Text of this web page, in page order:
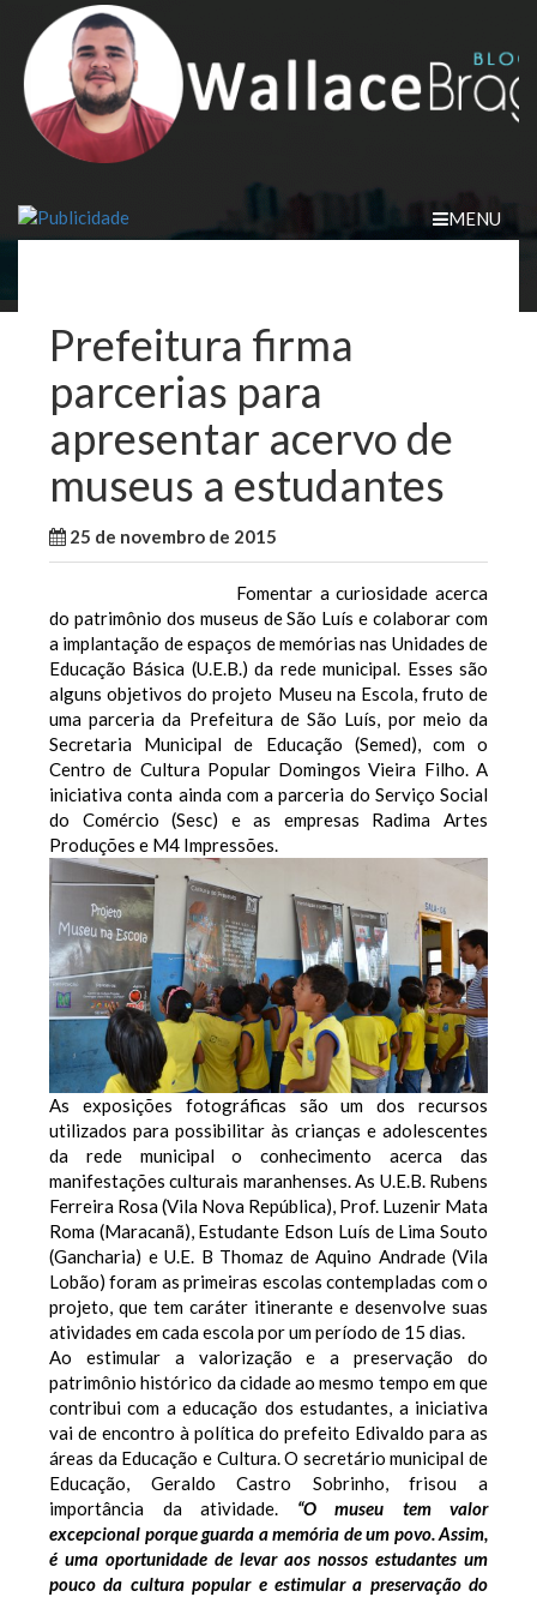
content
MENU
Prefeitura firma
parcerias para
apresentar acervo de
museus a estudantes
25 de novembro de 2015
Fomentar a curiosidade acerca
do patrimônio dos museus de São Luís e colaborar com
a implantação de espaços de memórias nas Unidades de
Educação Básica (U.E.B.) da rede municipal. Esses são
alguns objetivos do projeto Museu na Escola, fruto de
uma parceria da Prefeitura de São Luís, por meio da
Secretaria Municipal de Educação (Semed), com o
Centro de Cultura Popular Domingos Vieira Filho. A
iniciativa conta ainda com a parceria do Serviço Social
do Comércio (Sesc) e as empresas Radima Artes
Produções e M4 Impressões.
As exposições fotográficas são um dos recursos
utilizados para possibilitar às crianças e adolescentes
da rede municipal o conhecimento acerca das
manifestações culturais maranhenses. As U.E.B. Rubens
Ferreira Rosa (Vila Nova República), Prof. Luzenir Mata
Roma (Maracanã), Estudante Edson Luís de Lima Souto
(Gancharia) e U.E. B Thomaz de Aquino Andrade (Vila
Lobão) foram as primeiras escolas contempladas com o
projeto, que tem caráter itinerante e desenvolve suas
atividades em cada escola por um período de 15 dias.
Ao estimular a valorização e a preservação do
patrimônio histórico da cidade ao mesmo tempo em que
contribui com a educação dos estudantes, a iniciativa
vai de encontro à política do prefeito Edivaldo para as
áreas da Educação e Cultura. O secretário municipal de
Educação, Geraldo Castro Sobrinho, frisou a
importância da atividade. “O museu tem valor
excepcional porque guarda a memória de um povo. Assim,
é uma oportunidade de levar aos nossos estudantes um
pouco da cultura popular e estimular a preservação do